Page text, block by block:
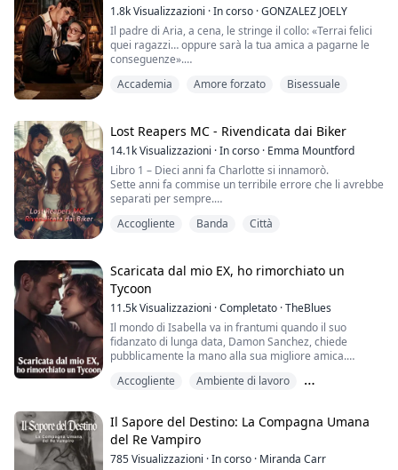
Jaxon, ...
1.8kVisualizzazioni ·In corso ·GONZALEZ JOELY
Il padre di Aria, a cena, le stringe il collo: «Terrai felici
quei ragazzi… oppure sarà la tua amica a pagarne le
conseguenze».
e superficiale. Cresciuta dalla sua amata tata, e non da
genitori distanti e potenti, progetta una fuga rapida:
l’università all’estero, lontano da tutto e ...
Accademia Amore forzato Bisessuale
Lost Reapers MC - Rivendicata dai Biker
14.1kVisualizzazioni ·In corso · Emma Mountford
Libro 1 – Dieci anni fa Charlotte si innamorò.
Sette anni fa commise un terribile errore che li avrebbe
separati per sempre.
conto che i The Lost Reapers MC erano i suoi vicini di
casa.
I biker portano guai… lo sapevano tutti.
Tutti, a qu...
Accogliente Banda Città
Scaricata dal mio EX, ho rimorchiato un
Tycoon
11.5kVisualizzazioni ·Completato ·TheBlues
Il mondo di Isabella va in frantumi quando il suo
fidanzato di lunga data, Damon Sanchez, chiede
pubblicamente la mano alla sua migliore amica.
bar… per poi svegliarsi nel letto di Matteo Moretti, il
Quella notte di passione avrebbe dovuto essere la fine
di tutto.
Accogliente
Ambiente di lavoro
Il Sapore del Destino: La Compagna Umana
del Re Vampiro
785Visualizzazioni ·In corso · Miranda Carr